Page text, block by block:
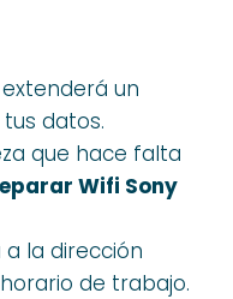
un
datos.
que hace falta
Wifi Sony
la dirección
de trabajo.